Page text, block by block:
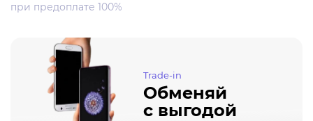
при предоплате 100%
Trade-in
Обменяй
с выгодой